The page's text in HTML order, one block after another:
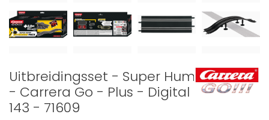
Uitbreidingsset - Super Hump
- Carrera Go - Plus - Digital
143 - 71609